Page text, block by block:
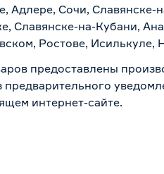
Адлере, Сочи,
на-Кубани,
Ростове,
предоставлены
интернет-сайте.